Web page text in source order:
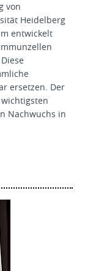
von
Heidelberg
entwickelt
ersetzen. Der
Nachwuchs in